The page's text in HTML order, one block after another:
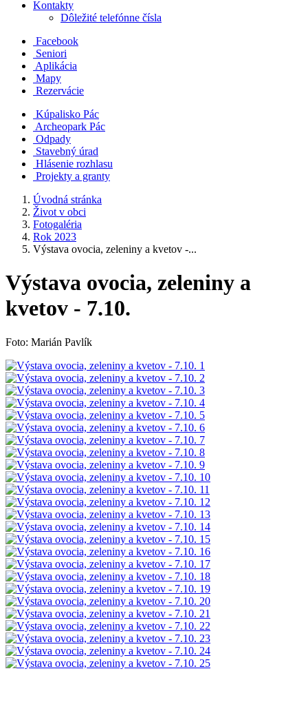
Kontakty
Dôležité telefónne čísla
Facebook
Seniori
Aplikácia
Mapy
Rezervácie
Kúpalisko Pác
Archeopark Pác
Odpady
Stavebný úrad
Hlásenie rozhlasu
Projekty a granty
Úvodná stránka
Život v obci
Fotogaléria
Rok 2023
Výstava ovocia, zeleniny a kvetov -...
Výstava ovocia, zeleniny a
kvetov - 7.10.
Foto: Marián Pavlík